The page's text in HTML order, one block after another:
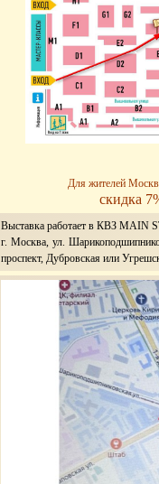
Для жителей
скидка
Выставка работает в КВЗ MAIN
г. Москва, ул.
проспект, Дубровcкая или